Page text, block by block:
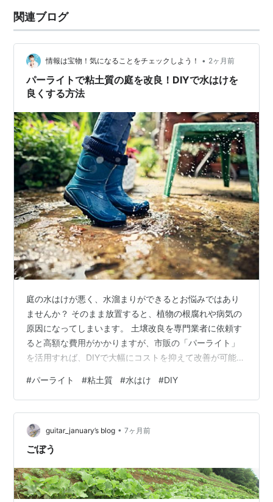
関連ブログ
情報は宝物！気になることをチェックしよう！ • 2ヶ月前
パーライトで粘土質の庭を改良！DIYで水はけを
良くする方法
庭の水はけが悪く、水溜まりができるとお悩みではあり
ませんか？ そのまま放置すると、植物の根腐れや病気の
原因になってしまいます。 土壌改良を専門業者に依頼す
ると高額な費用がかかりますが、市販の「パーライト」
を活用すれば、DIYで大幅にコストを抑えて改善が可能で
と、パーライトを使った具体的な水溜まり解消法を分か
りやすく解説します。 初心者でも簡単に実践できる土壌
改良のステップを紹介しますので、ぜひ挑戦してみてく
ださい。 ***目次*** 粘土質の庭土で水はけが悪くなる4
つの原因 パーライトとは？種類・特徴と水溜まりを解消
#パーライト #粘土質 #水はけ #DIY
guitar_january’s blog • 7ヶ月前
ごぼう